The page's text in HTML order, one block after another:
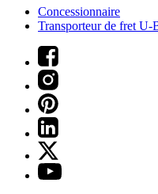
Concessionnaire
Transporteur de fret